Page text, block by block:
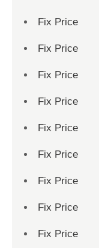
Fix Price
Fix Price
Fix Price
Fix Price
Fix Price
Fix Price
Fix Price
Fix Price
Fix Price